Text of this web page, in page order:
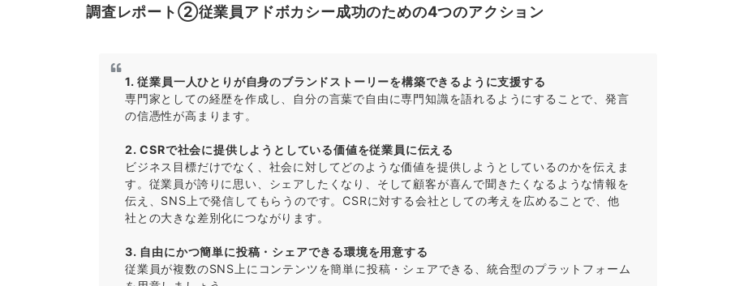
調査レポート②従業員アドボカシー成功のための4つのアクション
1. 従業員一人ひとりが自身のブランドストーリーを構築できるように支援する
専門家としての経歴を作成し、自分の言葉で自由に専門知識を語れるようにすることで、発言
の信憑性が高まります。
2. CSRで社会に提供しようとしている価値を従業員に伝える
ビジネス目標だけでなく、社会に対してどのような価値を提供しようとしているのかを伝えま
す。従業員が誇りに思い、シェアしたくなり、そして顧客が喜んで聞きたくなるような情報を
伝え、SNS上で発信してもらうのです。CSRに対する会社としての考えを広めることで、他
社との大きな差別化につながります。
3. 自由にかつ簡単に投稿・シェアできる環境を用意する
従業員が複数のSNS上にコンテンツを簡単に投稿・シェアできる、統合型のプラットフォーム